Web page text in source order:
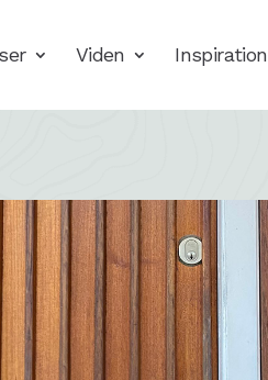
Viden Inspiration